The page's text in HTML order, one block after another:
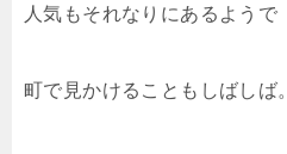
人気もそれなりにあるようで
町で見かけることもしばしば。